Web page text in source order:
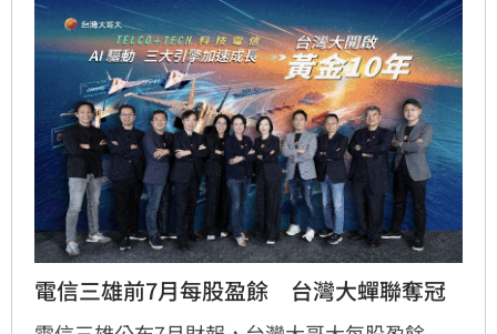
電信三雄前7月每股盈餘　台灣大蟬聯奪冠